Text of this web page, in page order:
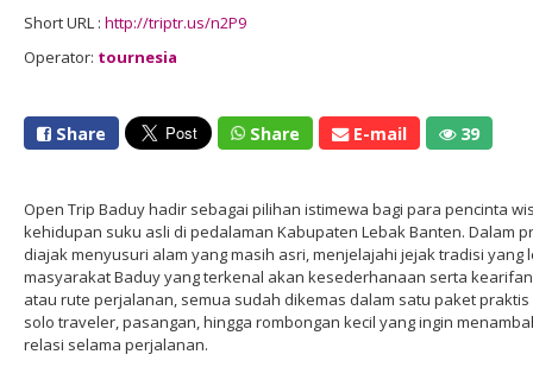
Short URL : http://triptr.us/n2P9
Operator: tournesia
Share Share E-mail 39
Open Trip Baduy hadir sebagai pilihan istimewa bagi para pencinta
kehidupan suku asli di pedalaman Kabupaten Lebak Banten. Dalam
diajak menyusuri alam yang masih asri, menjelajahi jejak tradisi
masyarakat Baduy yang terkenal akan kesederhanaan serta
atau rute perjalanan, semua sudah dikemas dalam satu paket
solo traveler, pasangan, hingga rombongan kecil yang ingin
relasi selama perjalanan.